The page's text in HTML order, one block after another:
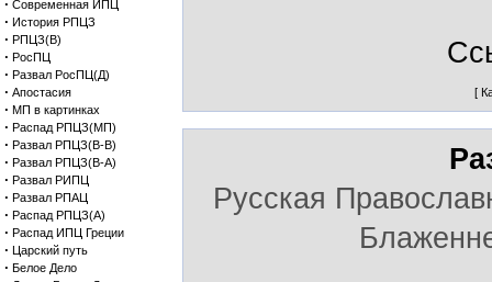
· Современная ИПЦ
· История РПЦЗ
· РПЦЗ(В)
· РосПЦ
· Развал РосПЦ(Д)
· Апостасия
· МП в картинках
· Распад РПЦЗ(МП)
· Развал РПЦЗ(В-В)
· Развал РПЦЗ(В-А)
· Развал РИПЦ
· Развал РПАЦ
· Распад РПЦЗ(А)
· Распад ИПЦ Греции
· Царский путь
· Белое Дело
[
Русская